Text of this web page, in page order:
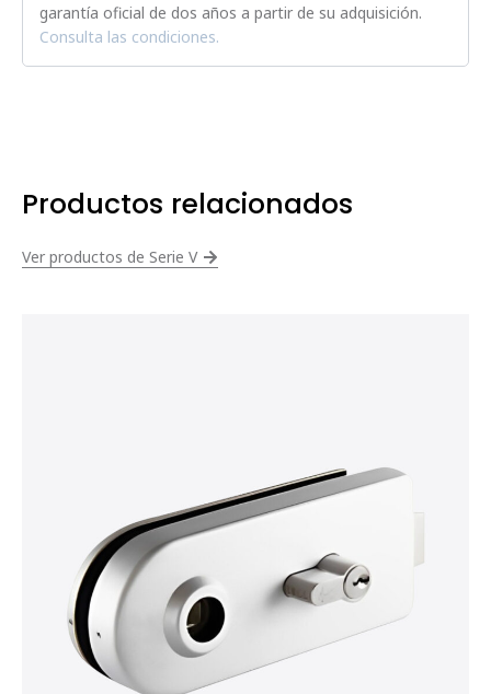
garantía oficial de dos años a partir de su adquisición.
Consulta las condiciones.
Productos relacionados
Ver productos de Serie V